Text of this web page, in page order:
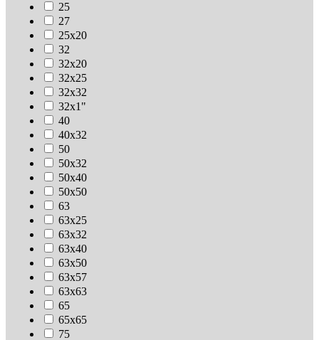
25
27
25х20
32
32х20
32х25
32х32
32х1"
40
40х32
50
50х32
50х40
50х50
63
63х25
63х32
63х40
63х50
63х57
63х63
65
65х65
75